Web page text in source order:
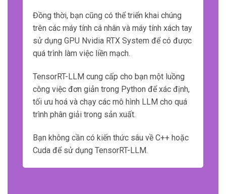
Đồng thời, bạn cũng có thể triển khai chúng
trên các máy tính cá nhân và máy tính xách tay
sử dụng GPU Nvidia RTX System để có được
quá trình làm việc liền mạch.
TensorRT-LLM cung cấp cho bạn một luồng
công việc đơn giản trong Python để xác định,
tối ưu hoá và chạy các mô hình LLM cho quá
trình phân giải trong sản xuất.
Bạn không cần có kiến thức sâu về C++ hoặc
Cuda để sử dụng TensorRT-LLM.